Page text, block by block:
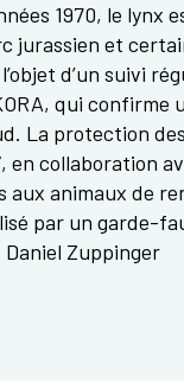
1970, le lynx
jurassien et
d’un suivi
qui confirme
La protection
en collaboration
aux animaux de
par un garde-
Zuppinger